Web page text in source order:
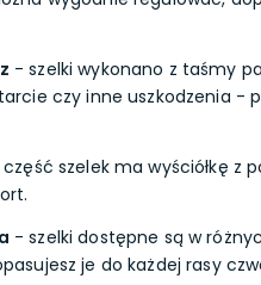
- szelki wykonano z taśmy
czy inne uszkodzenia -
szelek ma wyściółkę z
- szelki dostępne są w
je do każdej rasy